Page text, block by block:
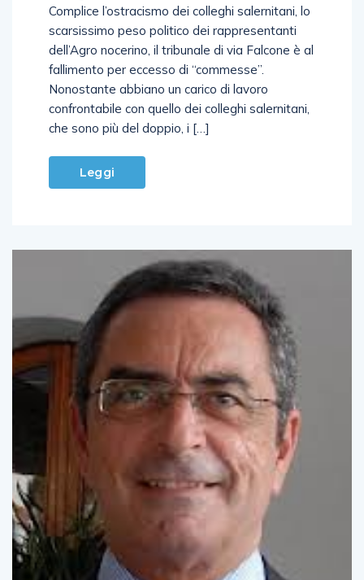
Complice l’ostracismo dei colleghi salernitani, lo
scarsissimo peso politico dei rappresentanti
dell’Agro nocerino, il tribunale di via Falcone è al
fallimento per eccesso di “commesse”.
Nonostante abbiano un carico di lavoro
confrontabile con quello dei colleghi salernitani,
che sono più del doppio, i […]
Leggi